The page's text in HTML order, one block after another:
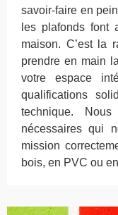
savoir-faire en
les plafonds font
maison. C’est la
prendre en main
votre espace
qualifications
technique.
nécessaires qui
mission
bois, en PVC ou